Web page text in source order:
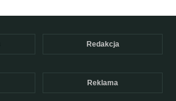
Redakcja
Reklama